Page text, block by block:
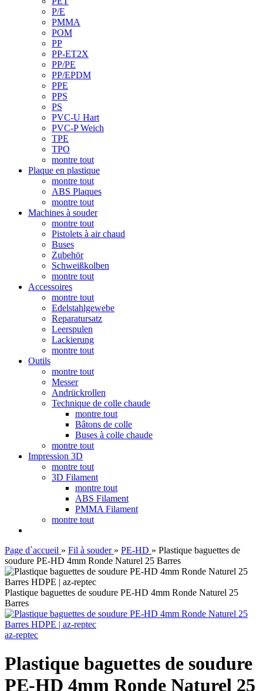
P/E
PMMA
POM
PP
PP-ET2X
PP/PE
PP/EPDM
PPE
PPS
PS
PVC-U Hart
PVC-P Weich
TPE
TPO
montre tout
Plaque en plastique
montre tout
ABS Plaques
montre tout
Machines à souder
montre tout
Pistolets à air chaud
Buses
Zubehör
Schweißkolben
montre tout
Accessoires
montre tout
Edelstahlgewebe
Reparatursatz
Leerspulen
Lackierung
montre tout
Outils
montre tout
Messer
Andrückrollen
Technique de colle chaude
montre tout
Bâtons de colle
Buses à colle chaude
montre tout
Impression 3D
montre tout
3D Filament
montre tout
ABS Filament
PMMA Filament
montre tout
Page d`accueil » Fil à souder » PE-HD » Plastique baguettes de
soudure PE-HD 4mm Ronde Naturel 25 Barres
Plastique baguettes de soudure PE-HD 4mm Ronde Naturel 25
Barres
az-reptec
Plastique baguettes de soudure
PE-HD 4mm Ronde Naturel 25